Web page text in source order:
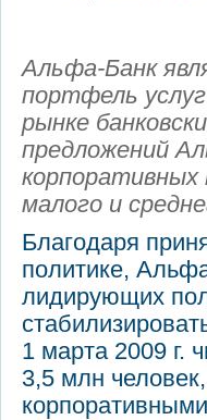
Альфа-Банк
портфель
рынке
предложений
корпоративных
малого и
Благодаря
политике,
лидирующих
1 марта 2009 г.
3,5 млн